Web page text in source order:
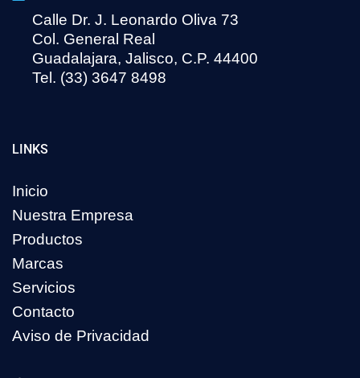
Calle Dr. J. Leonardo Oliva 73
Col. General Real
Guadalajara, Jalisco, C.P. 44400
Tel. (33) 3647 8498
LINKS
Inicio
Nuestra Empresa
Productos
Marcas
Servicios
Contacto
Aviso de Privacidad